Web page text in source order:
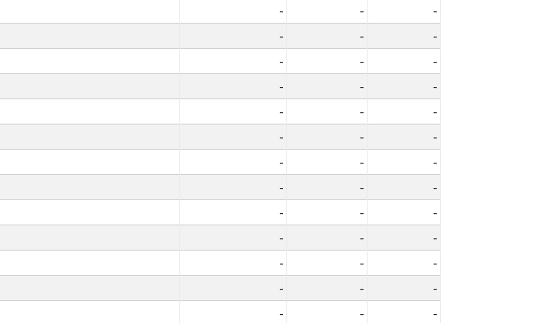
- -
-
- -
-
- -
-
- -
-
- -
-
- -
-
- -
-
- -
-
- -
-
- -
-
- -
-
- -
-
- -
-